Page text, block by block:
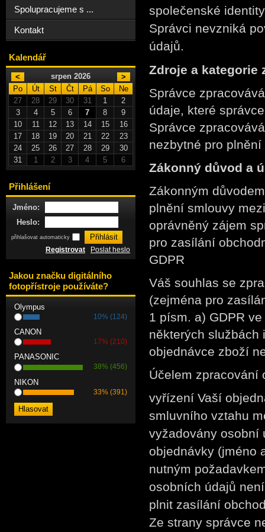
společenské
Správci nevzniká
údajů.
Zdroje a kategorie
Správce
údaje, které
Správce
nezbytné pro plnění
Zákonný důvod a
Zákonným
plnění smlouvy
oprávněný zájem
pro zasílání
GDPR
Váš souhlas se
(zejména pro
1 písm. a) GDPR
některých službách
objednávce zboží
Účelem zpracování
vyřízení Vaší
smluvního vztahu
vyžadovány osobní
objednávky (jméno
nutným
osobních údajů
plnit zasílání
Ze strany správce
Spolupracujeme s ...
Kontakt
Kalendář
< srpen 2026
>
Po
Út St Čt Pá So
Ne
27
28 29 30 31 1
2
3
4 5 6 7 8
9
10
11 12 13 14 15
16
17
18 19 20 21 22
23
24
25 26 27 28 29
30
31
1 2 3 4 5 6
Přihlášení
Jméno:
Heslo:
přihlašovat automaticky
Registrovat Poslat heslo
Jakou značku digitálního
fotopřístroje používáte?
Olympus
10% (124)
CANON
17% (210)
PANASONIC
38% (456)
NIKON
33% (391)